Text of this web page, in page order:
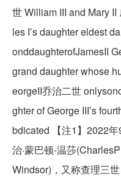
世 William III and Mary
les I’s daughter eldest
onddaughterofJamesII
grand daughter whose
eorgeII乔治二世
ghter of George III’s
bdicated 【注1】2022年
治·蒙巴顿-温莎
Windsor)，又称查理三